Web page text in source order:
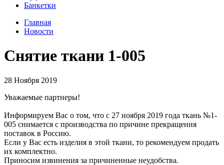
Банкетки
Главная
Новости
Снятие ткани 1-005
28 Ноября 2019
Уважаемые партнеры!
Информируем Вас о том, что с 27 ноября 2019 года ткань №1-
005 снимается с производства по причине прекращения
поставок в Россию.
Если у Вас есть изделия в этой ткани, то рекомендуем продать
их комплектно.
Приносим извинения за причиненные неудобства.